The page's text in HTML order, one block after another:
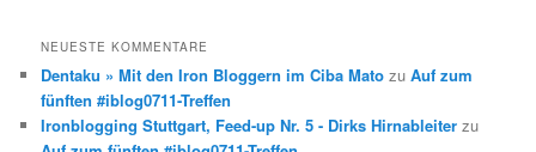
NEUESTE KOMMENTARE
Dentaku » Mit den Iron Bloggern im Ciba Mato zuAuf zum
fünften #iblog0711-Treffen
Ironblogging Stuttgart, Feed-up Nr. 5 - Dirks Hirnableiter zu